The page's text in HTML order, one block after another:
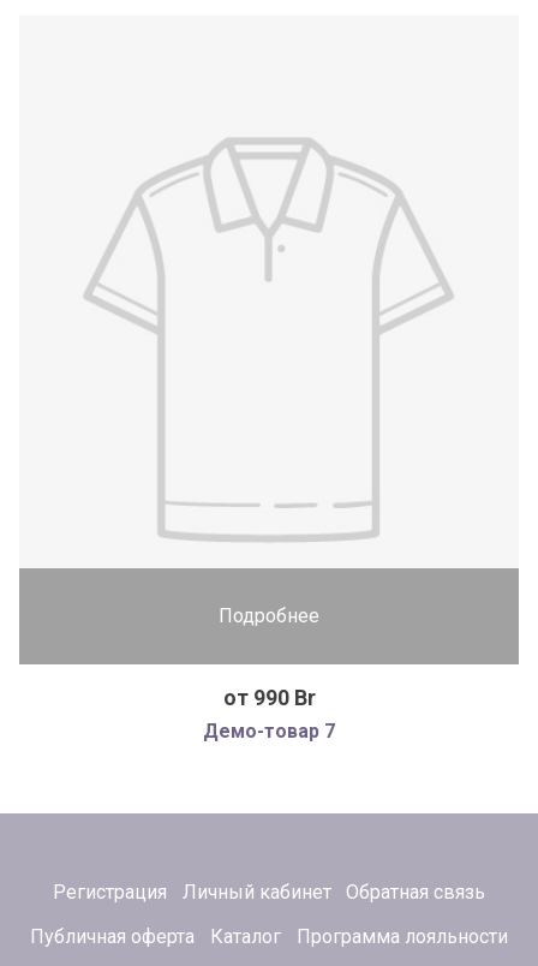
Подробнее
от 990 Br
Демо-товар 7
Регистрация Личный кабинет
Обратная связь
Публичная оферта
Каталог
Программа лояльности